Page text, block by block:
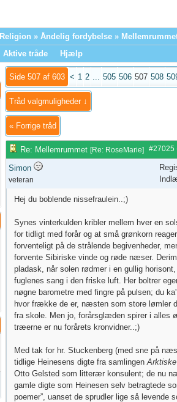
Religion » Åndelig fordybelse »
Aktive tråde Hjælp
Side 507 af 603 < 1 2 ... 505 506 507 508
Tråd valgmuligheder ↓
« Forrige tråd
#27025
Re: Mellemrummet [Re: RoseMarie]
Simon
veteran
Hej du boblende nissefraulein..;)
Synes vinterkulden kribler mellem hver en
for tidligt med forår og at små grønkorn
forventeligt på de strålende begivenheder,
forvente Sibiriske vinde og røde næser.
pladask, når solen rødmer i en gullig
fuglenes sang i den friske luft. Her boltrer
nøgne barometre med fingre på pulsen; du
hvor frække de er, næsten som store lømler
fra skole. Men jo, forårsglæden spirer i alles
træerne er nu forårets kronvidner..;)
Med tak for hr. Stuckenberg (med sne på
tidlige Heinesens digte fra samlingen
Otto Gelsted som litterær konsulent; de nu
gamle digte som Heinesen selv betragtede
poemer”, uanset de sprudler lige så levende